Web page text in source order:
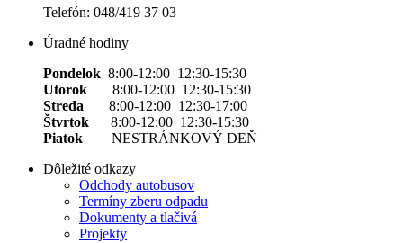
Telefón: 048/419 37 03
Úradné hodiny
Pondelok 8:00-12:00 12:30-15:30
Utorok 8:00-12:00 12:30-15:30
Streda 8:00-12:00 12:30-17:00
Štvrtok
8:00-12:00 12:30-15:30
Piatok NESTRÁNKOVÝ DEŇ
Dôležité odkazy
Odchody autobusov
Termíny zberu odpadu
Dokumenty a tlačivá
Projekty